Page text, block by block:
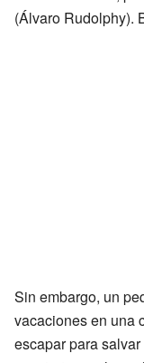
(Álvaro Rudolphy).
Sin embargo, un
vacaciones en una
escapar para